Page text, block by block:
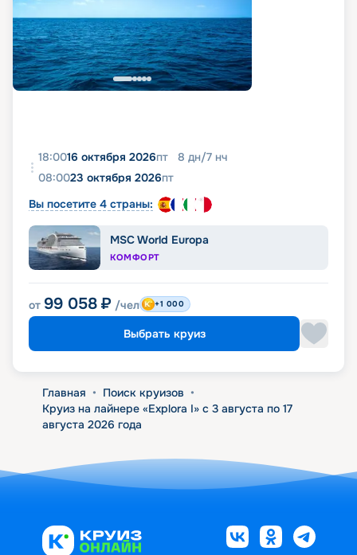
18:0016 октября 2026пт 8 дн/7 нч
08:0023 октября 2026пт
Вы посетите 4 страны:
MSC World Europa
КОМФОРТ
от 99 058 ₽ /чел +1 000
Выбрать круиз
Главная • Поиск круизов •
Круиз на лайнере «Explora I» с 3 августа по 17
августа 2026 года